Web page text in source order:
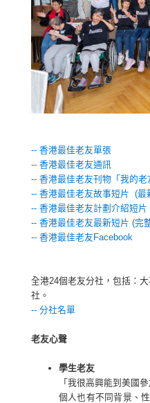
-- 香港最佳老友單張
-- 香港最佳老友通訊
-- 香港最佳老友刊物「我的老
-- 香港最佳老友故事短片 (最
-- 香港最佳老友計劃介紹短
-- 香港最佳老友最新短片 (完
-- 香港最佳老友Facebook
全港24個老友分社，包括：
社 。
-- 分社名單
老友心聲
學生老友
「我很高興能到美國
個人也有不同背景、